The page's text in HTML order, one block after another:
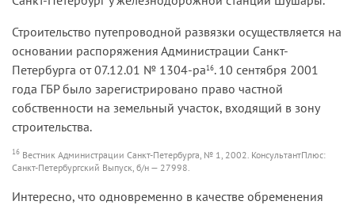
Строительство путепроводной развязки осуществляется на
основании распоряжения Администрации Санкт-
Петербурга от 07.12.01 № 1304-ра16. 10 сентября 2001
года ГБР было зарегистрировано право частной
собственности на земельный участок, входящий в зону
строительства.
16 Вестник Администрации Санкт-Петербурга, № 1, 2002. КонсультантПлюс:
Санкт-Петербургский Выпуск, б/н — 27998.
Интересно, что одновременно в качестве обременения